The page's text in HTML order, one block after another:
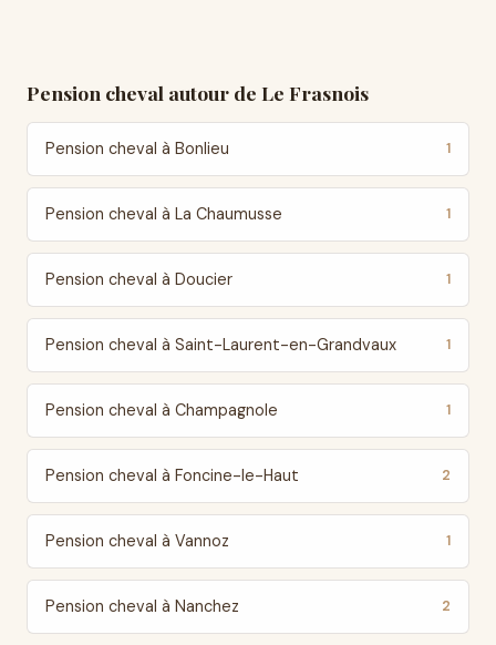
Pension cheval autour de Le Frasnois
Pension cheval à Bonlieu 1
Pension cheval à La Chaumusse 1
Pension cheval à Doucier 1
Pension cheval à Saint-Laurent-en-Grandvaux 1
Pension cheval à Champagnole 1
Pension cheval à Foncine-le-Haut 2
Pension cheval à Vannoz 1
Pension cheval à Nanchez 2